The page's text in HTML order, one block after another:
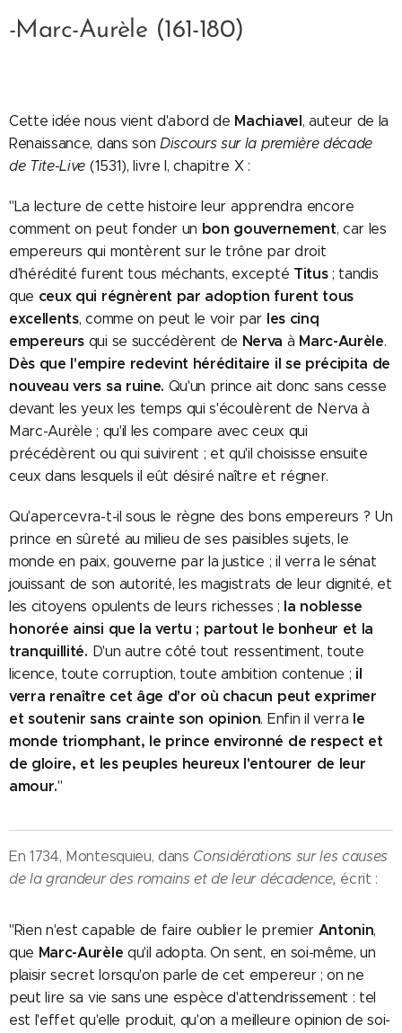
-Marc-Aurèle (161-180)
Cette idée nous vient d'abord de Machiavel, auteur de la
Renaissance, dans son Discours sur la première décade
de Tite-Live (1531), livre I, chapitre X :
"La lecture de cette histoire leur apprendra encore
comment on peut fonder un bon gouvernement, car les
empereurs qui montèrent sur le trône par droit
d'hérédité furent tous méchants, excepté Titus; tandis
que ceux qui régnèrent par adoption furent tous
excellents, comme on peut le voir par les cinq
empereurs qui se succédèrent de Nerva à Marc-Aurèle.
Dès que l'empire redevint héréditaire il se précipita de
nouveau vers sa ruine. Qu'un prince ait donc sans cesse
devant les yeux les temps qui s'écoulèrent de Nerva à
Marc-Aurèle ; qu'il les compare avec ceux qui
précédèrent ou qui suivirent ; et qu'il choisisse ensuite
ceux dans lesquels il eût désiré naître et régner.
Qu'apercevra-t-il sous le règne des bons empereurs ? Un
prince en sûreté au milieu de ses paisibles sujets, le
monde en paix, gouverne par la justice ; il verra le sénat
jouissant de son autorité, les magistrats de leur dignité, et
les citoyens opulents de leurs richesses ; la noblesse
honorée ainsi que la vertu ; partout le bonheur et la
tranquillité. D'un autre côté tout ressentiment, toute
licence, toute corruption, toute ambition contenue ; il
verra renaître cet âge d'or où chacun peut exprimer
et soutenir sans crainte son opinion. Enfin il verra le
monde triomphant, le prince environné de respect et
de gloire, et les peuples heureux l'entourer de leur
amour."
En 1734, Montesquieu, dans Considérations sur les causes
de la grandeur des romains et de leur décadence, écrit :
"Rien n'est capable de faire oublier le premier Antonin,
que Marc-Aurèle qu'il adopta. On sent, en soi-même, un
plaisir secret lorsqu'on parle de cet empereur ; on ne
peut lire sa vie sans une espèce d'attendrissement : tel
est l'effet qu'elle produit, qu'on a meilleure opinion de soi-